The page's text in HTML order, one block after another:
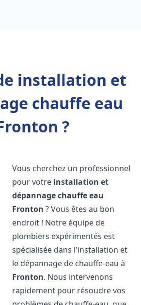
installation et
chauffe eau
?
Vous cherchez un professionnel
pour votre installation et
dépannage chauffe eau
Fronton ? Vous êtes au bon
endroit ! Notre équipe de
plombiers expérimentés est
spécialisée dans l'installation et
le dépannage de chauffe-eau à
Fronton. Nous intervenons
rapidement pour résoudre vos